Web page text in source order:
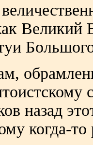
Великий
назад
когда-